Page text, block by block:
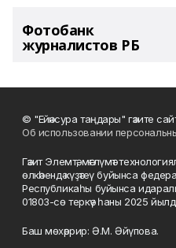
Фотобанк
журналистов РБ
© "Ейәнсура таңдары" гәзите
Об использовании
Гәзит Элемтә, мәғлүмәт
өлкәһендә күҙәтеү буйынса
Республикаһы буйынса
01803-сө теркәү һаны 2025
Баш мөхәррир: Ә.М. Әйүпова.